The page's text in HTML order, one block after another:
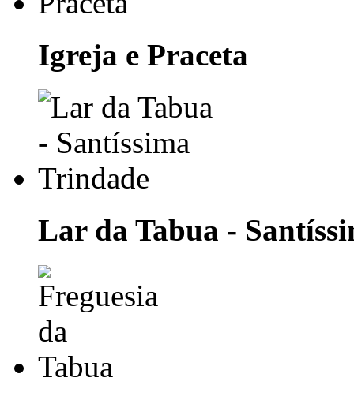
Igreja e Praceta
Lar da Tabua -